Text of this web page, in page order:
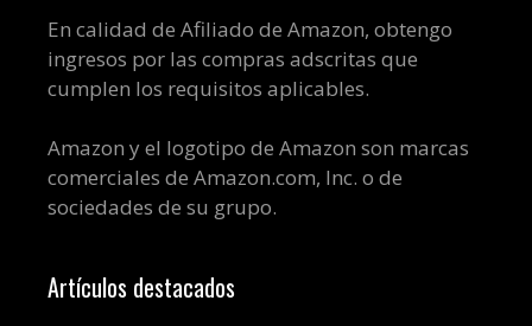
En calidad de Afiliado de Amazon, obtengo
ingresos por las compras adscritas que
cumplen los requisitos aplicables.
Amazon y el logotipo de Amazon son marcas
comerciales de Amazon.com, Inc. o de
sociedades de su grupo.
Artículos destacados